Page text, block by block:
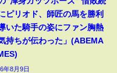
ピリオド、師匠の馬を勝利
いた騎手の姿にファン胸熱
気持ちが伝わった」(ABEMA
年8月9日